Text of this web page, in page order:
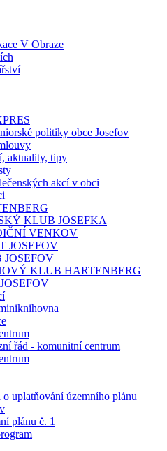
V Obraze
politiky obce Josefov
aktuality, tipy
akcí v obci
KLUB JOSEFKA
VENKOV
JOSEFOV
JOSEFOV
KLUB HARTENBERG
řád - komunitní centrum
o uplatňování územního plánu
plánu č. 1